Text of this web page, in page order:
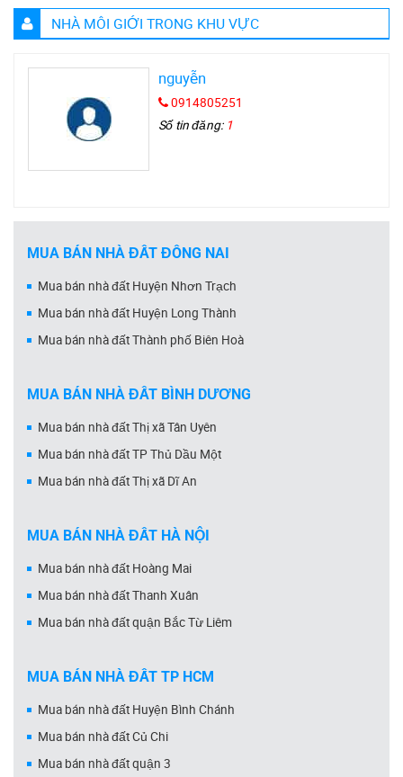
NHÀ MÔI GIỚI TRONG KHU VỰC
nguyễn
0914805251
Số tin đăng: 1
MUA BÁN NHÀ ĐẤT ĐỒNG NAI
Mua bán nhà đất Huyện Nhơn Trạch
Mua bán nhà đất Huyện Long Thành
Mua bán nhà đất Thành phố Biên Hoà
MUA BÁN NHÀ ĐẤT BÌNH DƯƠNG
Mua bán nhà đất Thị xã Tân Uyên
Mua bán nhà đất TP Thủ Dầu Một
Mua bán nhà đất Thị xã Dĩ An
MUA BÁN NHÀ ĐẤT HÀ NỘI
Mua bán nhà đất Hoàng Mai
Mua bán nhà đất Thanh Xuân
Mua bán nhà đất quận Bắc Từ Liêm
MUA BÁN NHÀ ĐẤT TP HCM
Mua bán nhà đất Huyện Bình Chánh
Mua bán nhà đất Củ Chi
Mua bán nhà đất quận 3